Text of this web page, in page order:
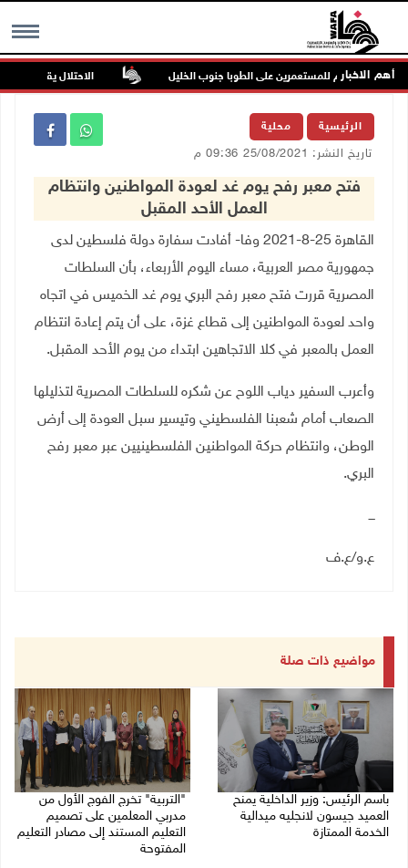
MENU أهم الاخبار
في هجوم للمستعمرين على الطوبا جنوب الخليل الاحتلال يقتحم عورتا
الرئيسية محلية
تاريخ النشر: 25/08/2021 09:36 م
فتح معبر رفح يوم غد لعودة المواطنين وانتظام
العمل الأحد المقبل
القاهرة 25-8-2021 وفا- أفادت سفارة دولة فلسطين لدى
جمهورية مصر العربية، مساء اليوم الأربعاء، بأن السلطات
المصرية قررت فتح معبر رفح البري يوم غد الخميس في اتجاه
واحد لعودة المواطنين إلى قطاع غزة، على أن يتم إعادة انتظام
العمل بالمعبر في كلا الاتجاهين ابتداء من يوم الأحد المقبل.
وأعرب السفير دياب اللوح عن شكره للسلطات المصرية لتذليلها
الصعاب أمام شعبنا الفلسطيني وتيسير سبل العودة إلى أرض
الوطن، وانتظام حركة المواطنين الفلسطينيين عبر معبر رفح
البري.
ـــ
ع.و/ع.ف
مواضيع ذات صلة
باسم الرئيس: وزير الداخلية يمنح
العميد جيسون لانجليه ميدالية
الخدمة الممتازة
"التربية" تخرج الفوج الأول من
مدربي المعلمين على تصميم
التعليم المستند إلى مصادر التعليم
المفتوحة